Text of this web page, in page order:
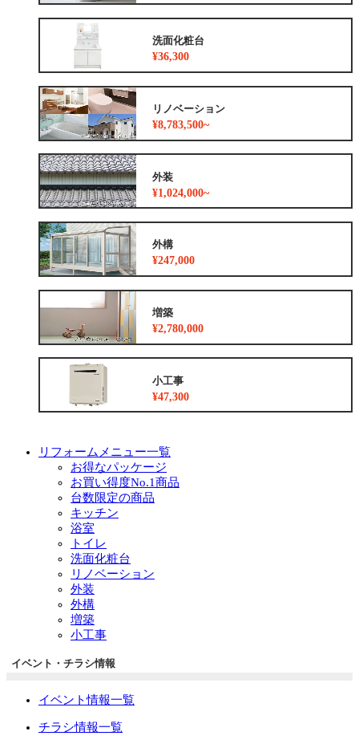
洗面化粧台
¥36,300
リノベーション
¥8,783,500~
外装
¥1,024,000~
外構
¥247,000
増築
¥2,780,000
小工事
¥47,300
リフォームメニュー一覧
お得なパッケージ
お買い得度No.1商品
台数限定の商品
キッチン
浴室
トイレ
洗面化粧台
リノベーション
外装
外構
増築
小工事
イベント・チラシ情報
イベント情報一覧
チラシ情報一覧